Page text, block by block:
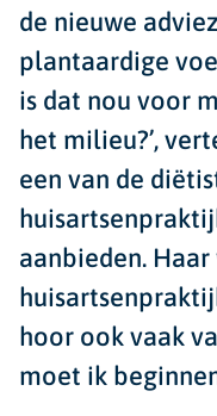
de nieuwe
plantaardige
is dat nou voor
het milieu?’,
een van de
aanbieden.
hoor ook vaak
moet ik